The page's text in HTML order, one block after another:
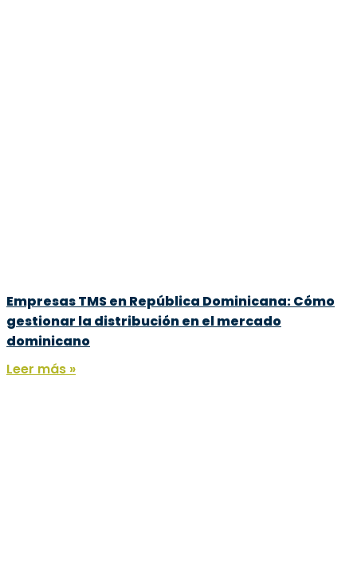
Empresas TMS en República Dominicana: Cómo
gestionar la distribución en el mercado
dominicano
Leer más »